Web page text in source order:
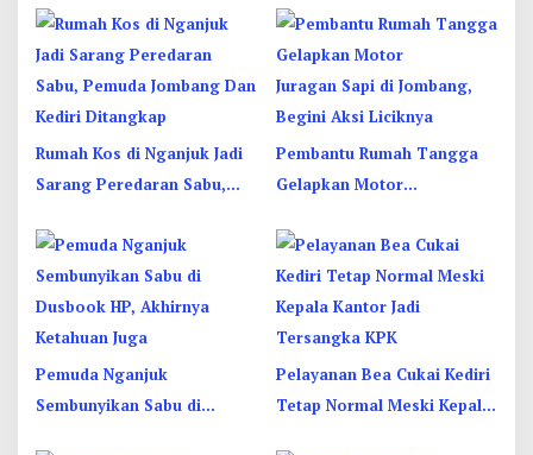
Rumah Kos di Nganjuk Jadi
Sarang Peredaran Sabu,
Kediri Ditangkap
Pembantu Rumah Tangga
Gelapkan Motor
Begini Aksi Liciknya
Pemuda Nganjuk
Sembunyikan Sabu di
Pelayanan Bea Cukai Kediri
Tetap Normal Meski Kepala